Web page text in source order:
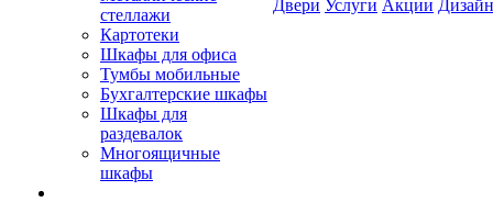
стеллажи
Картотеки
Шкафы для офиса
Тумбы мобильные
Бухгалтерские шкафы
Шкафы для
раздевалок
Многоящичные
шкафы
Двери Услуги Акции